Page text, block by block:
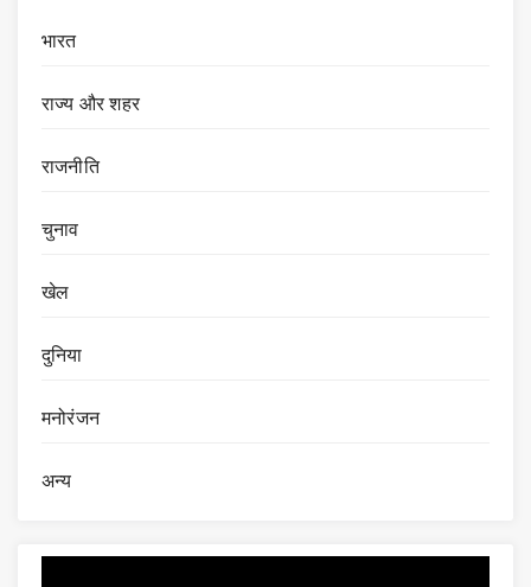
भारत
राज्य और शहर
राजनीति
चुनाव
खेल
दुनिया
मनोरंजन
अन्य